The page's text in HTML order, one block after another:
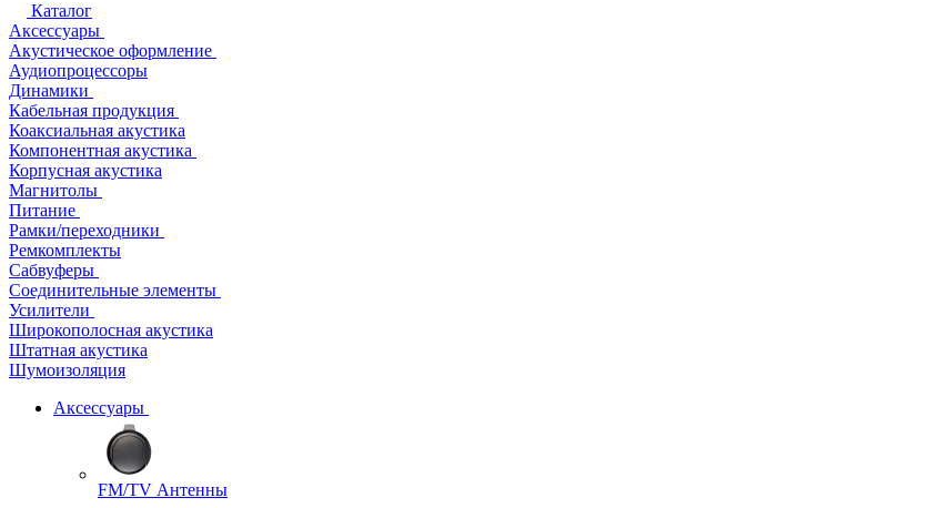
Каталог
Аксессуары
Акустическое оформление
Аудиопроцессоры
Динамики
Кабельная продукция
Коаксиальная акустика
Компонентная акустика
Корпусная акустика
Магнитолы
Питание
Рамки/переходники
Ремкомплекты
Сабвуферы
Соединительные элементы
Усилители
Широкополосная акустика
Штатная акустика
Шумоизоляция
Аксессуары
FM/TV Антенны